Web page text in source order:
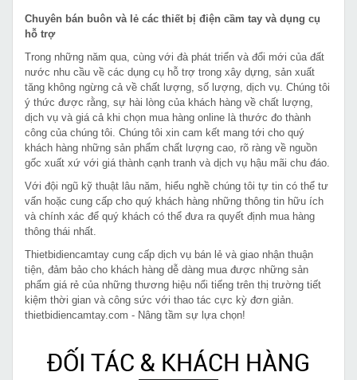
Chuyên bán buôn và lẻ các thiết bị điện cầm tay và dụng cụ
hỗ trợ
Trong những năm qua, cùng với đà phát triển và đổi mới của đất
nước nhu cầu về các dụng cụ hỗ trợ trong xây dựng, sản xuất
tăng không ngừng cả về chất lượng, số lượng, dịch vụ. Chúng tôi
ý thức được rằng, sự hài lòng của khách hàng về chất lượng,
dịch vụ và giá cả khi chọn mua hàng online là thước đo thành
công của chúng tôi. Chúng tôi xin cam kết mang tới cho quý
khách hàng những sản phẩm chất lượng cao, rõ ràng về nguồn
gốc xuất xứ với giá thành cạnh tranh và dịch vụ hậu mãi chu đáo.
Với đội ngũ kỹ thuật lâu năm, hiểu nghề chúng tôi tự tin có thể tư
vấn hoặc cung cấp cho quý khách hàng những thông tin hữu ích
và chính xác để quý khách có thể đưa ra quyết định mua hàng
thông thái nhất.
Thietbidiencamtay cung cấp dịch vụ bán lẻ và giao nhận thuận
tiện, đảm bảo cho khách hàng dễ dàng mua được những sản
phẩm giá rẻ của những thương hiệu nổi tiếng trên thị trường tiết
kiệm thời gian và công sức với thao tác cực kỳ đơn giản.
thietbidiencamtay.com - Nâng tầm sự lựa chọn!
ĐỐI TÁC & KHÁCH HÀNG